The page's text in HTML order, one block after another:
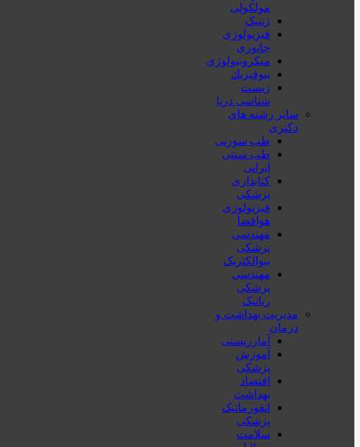
مولکولی
ژنتیک
فیزیولوژی
جانوری
میکروبیولوژی
بيوفيزيك
زیست
شناسی دریا
سایر رشته های
دکتری
طب سوزنی
طب سنتی
ایرانی
کتابداری
پزشکی
فیزیولوژی
هوافضا
مهندسی
پزشکی
بیوالکتریک
مهندسی
پزشکی
رباتیک
مدیریت بهداشت و
درمان
آمارزیستی
آموزش
پزشکی
اقتصاد
بهداشت
انفورماتیک
پزشکی
سلامت